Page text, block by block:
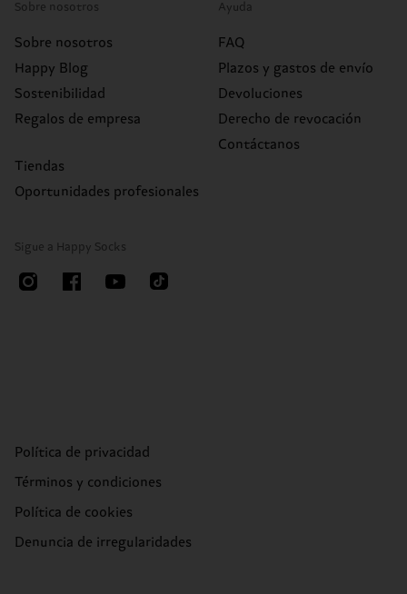
Sobre nosotros
Sobre nosotros
Happy Blog
Sostenibilidad
Regalos de empresa
Tiendas
Oportunidades profesionales
Ayuda
FAQ
Plazos y gastos de envío
Devoluciones
Derecho de revocación
Contáctanos
Sigue a Happy Socks
Política de privacidad
Términos y condiciones
Política de cookies
Denuncia de irregularidades